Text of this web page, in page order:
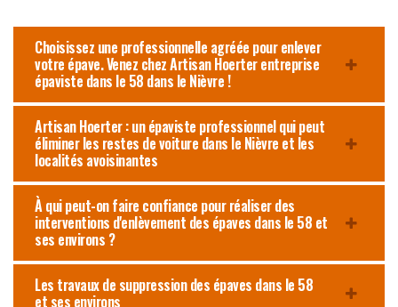
Choisissez une professionnelle agréée pour enlever
votre épave. Venez chez Artisan Hoerter entreprise
épaviste dans le 58 dans le Nièvre !
Artisan Hoerter : un épaviste professionnel qui peut
éliminer les restes de voiture dans le Nièvre et les
localités avoisinantes
À qui peut-on faire confiance pour réaliser des
interventions d'enlèvement des épaves dans le 58 et
ses environs ?
Les travaux de suppression des épaves dans le 58
et ses environs